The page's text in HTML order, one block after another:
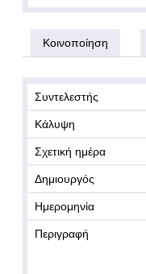
Κοινοποίηση
Συντελεστής
Κάλυψη
Σχετική ημέρα
Δημιουργός
Ημερομηνία
Περιγραφή